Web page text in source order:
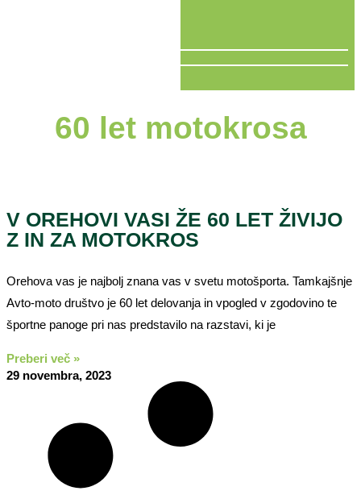
60 let motokrosa
V OREHOVI VASI ŽE 60 LET ŽIVIJO
Z IN ZA MOTOKROS
Orehova vas je najbolj znana vas v svetu motošporta. Tamkajšnje
Avto-moto društvo je 60 let delovanja in vpogled v zgodovino te
športne panoge pri nas predstavilo na razstavi, ki je
Preberi več »
29 novembra, 2023